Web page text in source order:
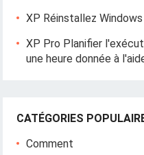
XP Réinstallez
XP Pro Planifier
une heure donnée à
CATÉGORIES
Comment